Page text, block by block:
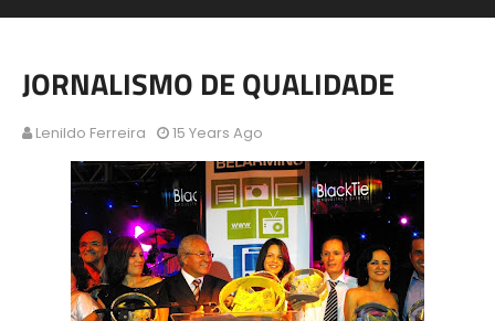
JORNALISMO DE QUALIDADE
Lenildo Ferreira 15 Years Ago